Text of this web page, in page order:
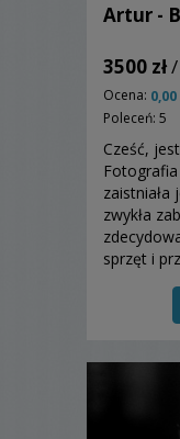
Artur -
3500 zł
Ocena:
Poleceń: 5
Cześć,
zaistniała
zwykła
sprzęt i